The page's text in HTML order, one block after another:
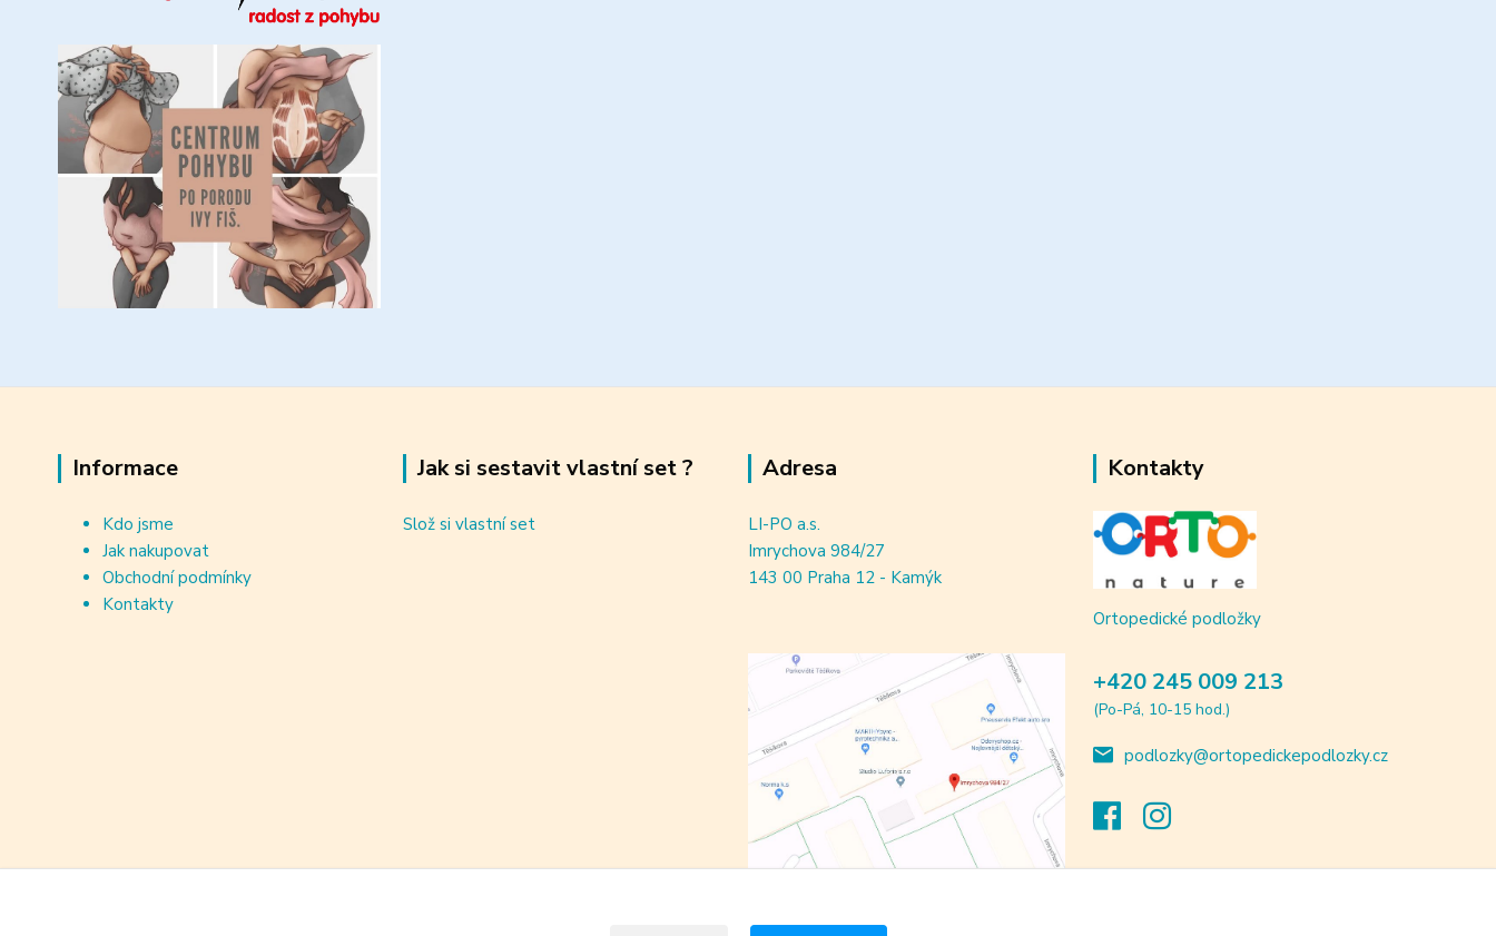
Informace
Kdo jsme
Jak nakupovat
Obchodní podmínky
Kontakty
Jak si sestavit vlastní set ?
Slož si vlastní set
Adresa
LI-PO a.s.
Imrychova 984/27
143 00 Praha 12 - Kamýk
Kontakty
Ortopedické podložky
+420 245 009 213
(Po-Pá, 10-15 hod.)
podlozky@ortopedickepodlozky.cz